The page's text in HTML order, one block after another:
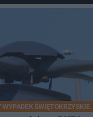
WYPADEK ŚWIĘTOKRZYSKIE